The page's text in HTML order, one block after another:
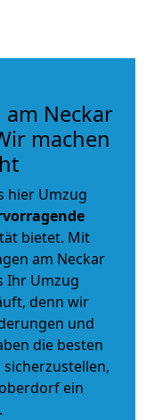
am Neckar
machen
hier Umzug
bietet. Mit
am Neckar
Ihr Umzug
denn wir
und
die besten
ein